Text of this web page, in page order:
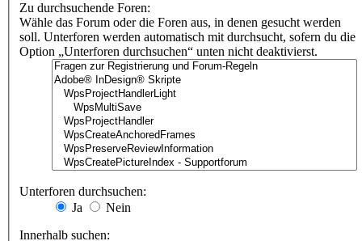
Zu durchsuchende Foren:
Wähle das Forum oder die Foren aus, in denen gesucht werden
soll. Unterforen werden automatisch mit durchsucht, sofern du die
Option „Unterforen durchsuchen“ unten nicht deaktivierst.
Unterforen durchsuchen:
Ja
Nein
Innerhalb suchen: